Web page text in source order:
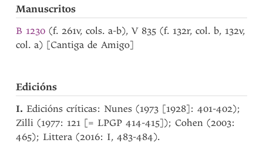
Manuscritos
B 1230 (f. 261v, cols. a-b), V 835 (f. 132r, col. b, 132v,
col. a) [Cantiga de Amigo]
Edicións
I.Edicións críticas: Nunes (1973 [1928]: 401-402);
Zilli (1977: 121 [= LPGP 414-415]); Cohen (2003:
465); Littera (2016: I, 483-484).